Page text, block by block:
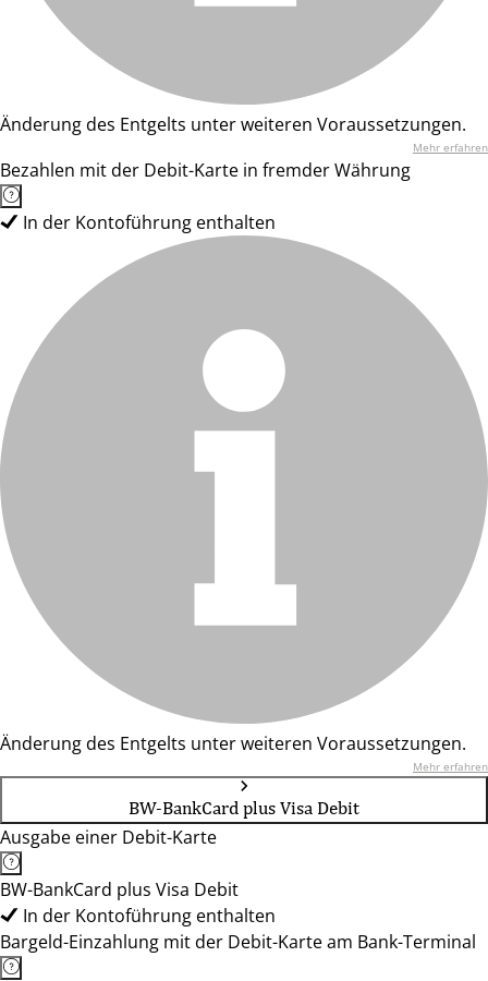
Änderung des Entgelts unter weiteren Voraussetzungen.
Mehr erfahren
Bezahlen mit der Debit-Karte in fremder Währung
In der Kontoführung enthalten
Änderung des Entgelts unter weiteren Voraussetzungen.
Mehr erfahren
BW-BankCard plus Visa Debit
Ausgabe einer Debit-Karte
BW-BankCard plus Visa Debit
In der Kontoführung enthalten
Bargeld-Einzahlung mit der Debit-Karte am Bank-Terminal